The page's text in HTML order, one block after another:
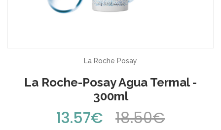
La Roche Posay
La Roche-Posay Agua Termal -
300ml
13.57€ 18.50€